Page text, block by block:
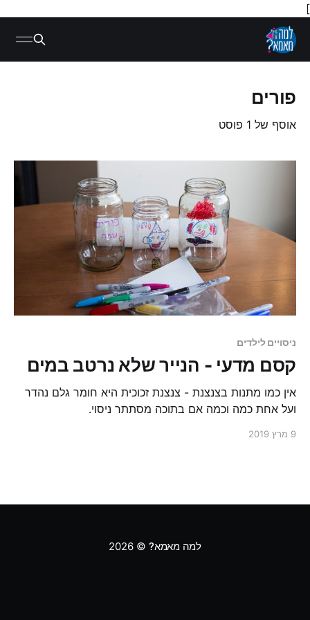
]
פורים
אוסף של 1 פוסט
ניסויים לילדים
​קסם מדעי - הנייר שלא נרטב במים
אין כמו מתנות בצנצנת - צנצנת זכוכית היא חומר גלם נהדר
ועל אחת כמה וכמה אם בתוכה מסתתר ניסוי.
9 מרץ 2019
למה מאמא? © 2026